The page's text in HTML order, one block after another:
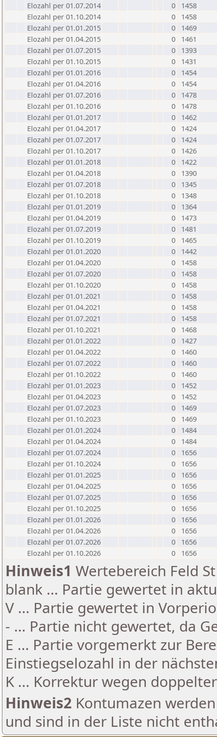
Elozahl per 01.07.2014
0
1458
Elozahl per 01.10.2014
0
1458
Elozahl per 01.01.2015
0
1469
Elozahl per 01.04.2015
0
1461
Elozahl per 01.07.2015
0
1393
Elozahl per 01.10.2015
0
1431
Elozahl per 01.01.2016
0
1454
Elozahl per 01.04.2016
0
1454
Elozahl per 01.07.2016
0
1478
Elozahl per 01.10.2016
0
1478
Elozahl per 01.01.2017
0
1462
Elozahl per 01.04.2017
0
1424
Elozahl per 01.07.2017
0
1424
Elozahl per 01.10.2017
0
1426
Elozahl per 01.01.2018
0
1422
Elozahl per 01.04.2018
0
1390
Elozahl per 01.07.2018
0
1345
Elozahl per 01.10.2018
0
1348
Elozahl per 01.01.2019
0
1364
Elozahl per 01.04.2019
0
1473
Elozahl per 01.07.2019
0
1481
Elozahl per 01.10.2019
0
1465
Elozahl per 01.01.2020
0
1442
Elozahl per 01.04.2020
0
1458
Elozahl per 01.07.2020
0
1458
Elozahl per 01.10.2020
0
1458
Elozahl per 01.01.2021
0
1458
Elozahl per 01.04.2021
0
1458
Elozahl per 01.07.2021
0
1458
Elozahl per 01.10.2021
0
1468
Elozahl per 01.01.2022
0
1427
Elozahl per 01.04.2022
0
1460
Elozahl per 01.07.2022
0
1460
Elozahl per 01.10.2022
0
1460
Elozahl per 01.01.2023
0
1452
Elozahl per 01.04.2023
0
1452
Elozahl per 01.07.2023
0
1469
Elozahl per 01.10.2023
0
1469
Elozahl per 01.01.2024
0
1484
Elozahl per 01.04.2024
0
1484
Elozahl per 01.07.2024
0
1656
Elozahl per 01.10.2024
0
1656
Elozahl per 01.01.2025
0
1656
Elozahl per 01.04.2025
0
1656
Elozahl per 01.07.2025
0
1656
Elozahl per 01.10.2025
0
1656
Elozahl per 01.01.2026
0
1656
Elozahl per 01.04.2026
0
1656
Elozahl per 01.07.2026
0
1656
Elozahl per 01.10.2026
0 1656
Hinweis1 Wertebereich Feld
blank ... Partie gewertet in
V ... Partie gewertet in
- ... Partie nicht gewertet, da
E ... Partie vorgemerkt zur
Einstiegselozahl in der
K ... Korrektur wegen
Hinweis2 Kontumazen
und sind in der Liste nicht